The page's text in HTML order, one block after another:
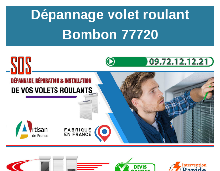
Dépannage volet roulant
Bombon 77720